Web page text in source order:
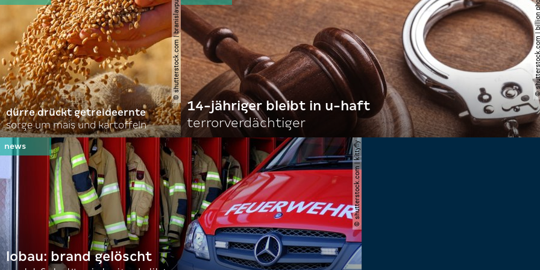
© shutterstock.com | branislavpudar
dürre drückt getreideernte
sorge um mais und kartoffeln
©
14-jähriger bleibt in u-haft
terrorverdächtiger
© shutterstock.com | kittyfly
lobau: brand gelöscht